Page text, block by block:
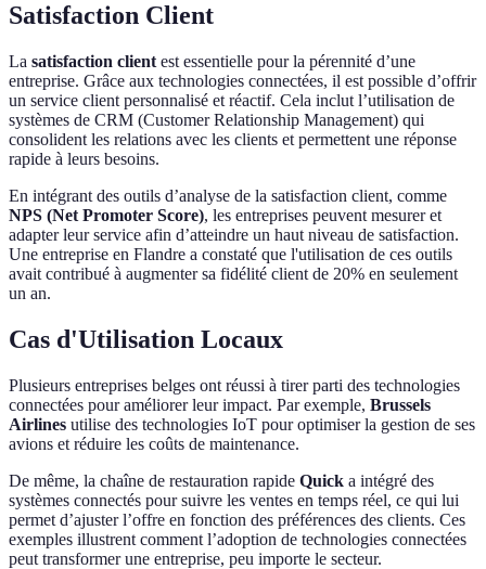
Satisfaction Client
La satisfaction client est essentielle pour la pérennité d’une
entreprise. Grâce aux technologies connectées, il est possible d’offrir
un service client personnalisé et réactif. Cela inclut l’utilisation de
systèmes de CRM (Customer Relationship Management) qui
consolident les relations avec les clients et permettent une réponse
rapide à leurs besoins.
En intégrant des outils d’analyse de la satisfaction client, comme
NPS (Net Promoter Score), les entreprises peuvent mesurer et
adapter leur service afin d’atteindre un haut niveau de satisfaction.
Une entreprise en Flandre a constaté que l'utilisation de ces outils
avait contribué à augmenter sa fidélité client de 20% en seulement
un an.
Cas d'Utilisation Locaux
Plusieurs entreprises belges ont réussi à tirer parti des technologies
connectées pour améliorer leur impact. Par exemple, Brussels
Airlines utilise des technologies IoT pour optimiser la gestion de ses
avions et réduire les coûts de maintenance.
De même, la chaîne de restauration rapide Quick a intégré des
systèmes connectés pour suivre les ventes en temps réel, ce qui lui
permet d’ajuster l’offre en fonction des préférences des clients. Ces
exemples illustrent comment l’adoption de technologies connectées
peut transformer une entreprise, peu importe le secteur.